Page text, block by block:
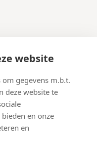
website
gegevens m.b.t.
deze website te
en onze
en